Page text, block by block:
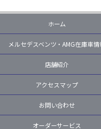
ホーム
メルセデスベンツ・AMG在庫車
店舗紹介
アクセスマップ
お問い合わせ
オーダーサービス